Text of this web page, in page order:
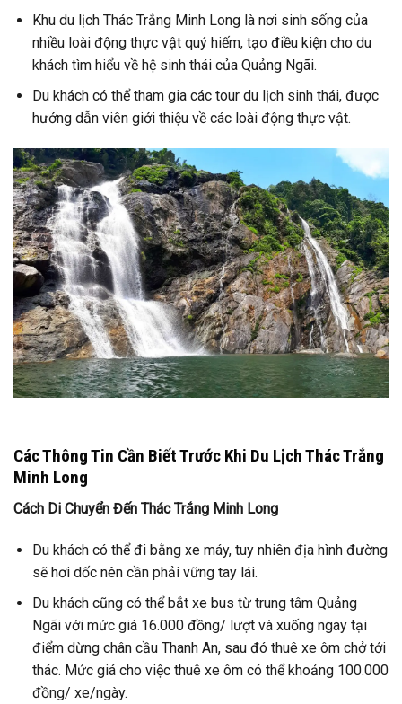
Khu du lịch Thác Trắng Minh Long là nơi sinh sống của
nhiều loài động thực vật quý hiếm, tạo điều kiện cho du
khách tìm hiểu về hệ sinh thái của Quảng Ngãi.
Du khách có thể tham gia các tour du lịch sinh thái, được
hướng dẫn viên giới thiệu về các loài động thực vật.
Các Thông Tin Cần Biết Trước Khi Du Lịch Thác Trắng
Minh Long
Cách Di Chuyển Đến Thác Trắng Minh Long
Du khách có thể đi bằng xe máy, tuy nhiên địa hình đường
sẽ hơi dốc nên cần phải vững tay lái.
Du khách cũng có thể bắt xe bus từ trung tâm Quảng
Ngãi với mức giá 16.000 đồng/ lượt và xuống ngay tại
điểm dừng chân cầu Thanh An, sau đó thuê xe ôm chở tới
thác. Mức giá cho việc thuê xe ôm có thể khoảng 100.000
đồng/ xe/ngày.